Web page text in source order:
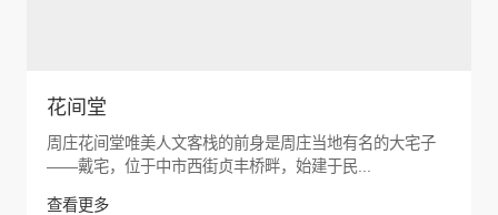
花间堂
周庄花间堂唯美人文客栈的前身是周庄当地有名的大宅子
——戴宅，位于中市西街贞丰桥畔，始建于民...
查看更多